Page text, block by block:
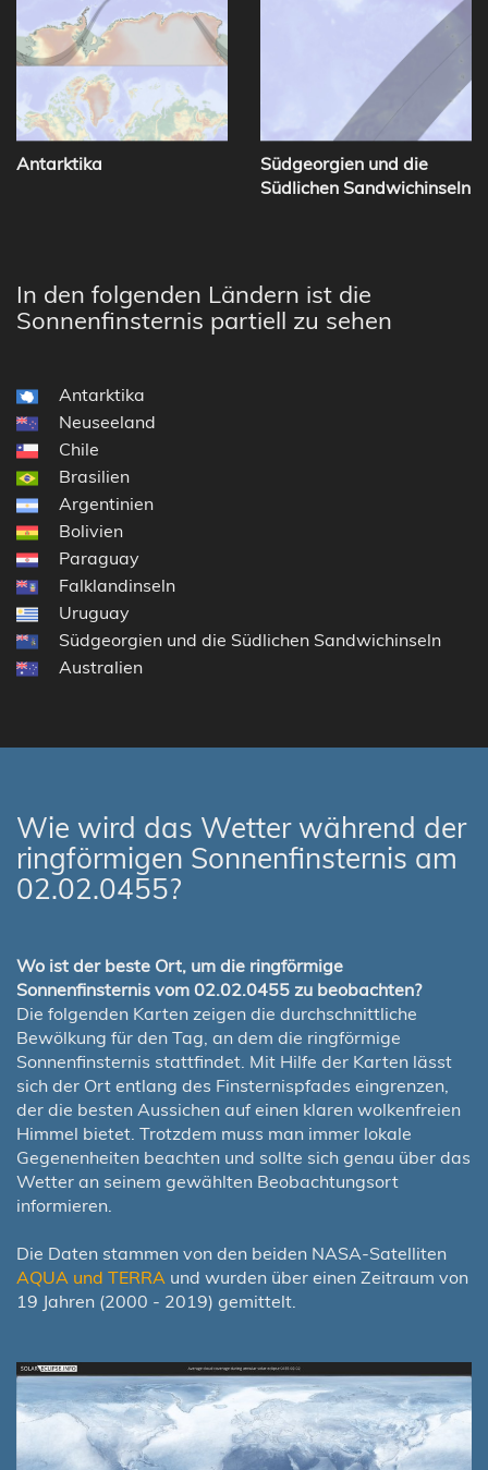
Antarktika
Südgeorgien und die
Südlichen Sandwichinseln
In den folgenden Ländern ist die
Sonnenfinsternis partiell zu sehen
Antarktika
Neuseeland
Chile
Brasilien
Argentinien
Bolivien
Paraguay
Falklandinseln
Uruguay
Südgeorgien und die Südlichen Sandwichinseln
Australien
Wie wird das Wetter während der
ringförmigen Sonnenfinsternis am
02.02.0455?
Wo ist der beste Ort, um die ringförmige
Sonnenfinsternis vom 02.02.0455 zu beobachten?
Die folgenden Karten zeigen die durchschnittliche
Bewölkung für den Tag, an dem die ringförmige
Sonnenfinsternis stattfindet. Mit Hilfe der Karten lässt
sich der Ort entlang des Finsternispfades eingrenzen,
der die besten Aussichen auf einen klaren wolkenfreien
Himmel bietet. Trotzdem muss man immer lokale
Gegenenheiten beachten und sollte sich genau über das
Wetter an seinem gewählten Beobachtungsort
informieren.
Die Daten stammen von den beiden NASA-Satelliten
AQUA und TERRA und wurden über einen Zeitraum von
19 Jahren (2000 - 2019) gemittelt.